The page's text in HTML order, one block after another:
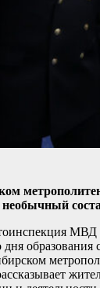
МВД
образования